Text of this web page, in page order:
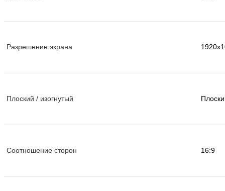
Разрешение экрана
Плоский / изогнутый
Соотношение сторон 16:9